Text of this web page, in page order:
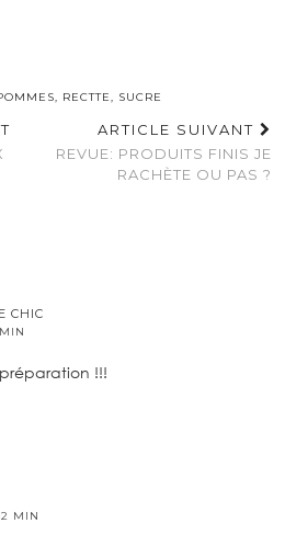
, RECTTE, SUCRE
ARTICLE SUIVANT
REVUE: PRODUITS FINIS JE
RACHÈTE OU PAS ?
CHIC
!!!
MIN